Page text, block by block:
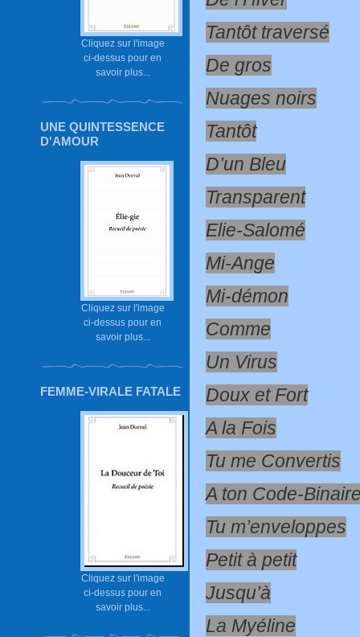
Cliquez sur l'image
ci-dessus pour en
savoir plus...
UNE QUINTESSENCE
D'AMOUR
Cliquez sur l'image
ci-dessus pour en
savoir plus...
FEMME-VIRALE FATALE
Cliquez sur l'image
ci-dessus pour en
savoir plus...
Tantôt traversé
De gros
Nuages noirs
Tantôt
D’un Bleu
Transparent
Elie-Salomé
Mi-Ange
Mi-démon
Comme
Un Virus
Doux et Fort
A la Fois
Tu me Convertis
A ton Code-
Tu m’enveloppes
Petit à petit
Jusqu’à
La Myéline